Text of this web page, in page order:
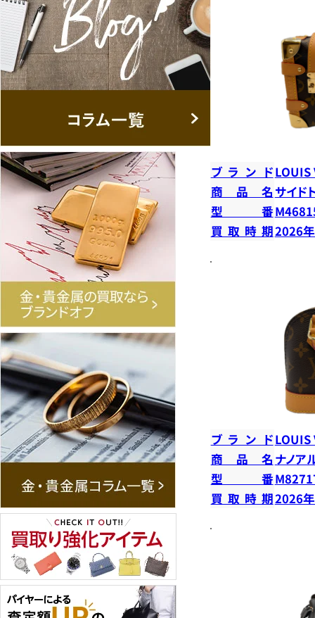
ブランドLOUIS
商品名 サイド
型番
買取時期2026
ブランドLOUIS
商品名 ナノア
型番
買取時期2026